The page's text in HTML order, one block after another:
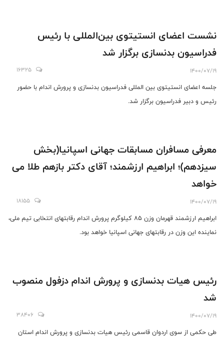
نشست اعضای انستیتوی بین‌المللی با رئیس
فدراسیون بدنسازی برگزار شد
1400/07/19
16325
جلسه اعضای انستیتوی بین المللی فدراسیون بدنسازی و پرورش اندام با حضور
رئیس و دبیر فدراسیون برگزار شد.
معرفی مسافران مسابقات جهانی اسپانیا(بخش
سیزدهم)؛ ابراهیم ارزشمند؛ آقای دکتر بازهم طلا می
خواهد
1400/07/19
18155
ابراهیم ارزشمند قهرمان وزن 85 کیلوگرم پرورش اندام رقابتهای انتخابی تیم ملی،
نماینده این وزن در رقابتهای جهانی اسپانیا خواهد بود.
رئیس هیات بدنسازی و پرورش اندام دزفول منصوب
شد
1400/07/19
38406
طی حکمی از سوی اردوان قاسمی رئیس هیات بدنسازی و پرورش اندام استان